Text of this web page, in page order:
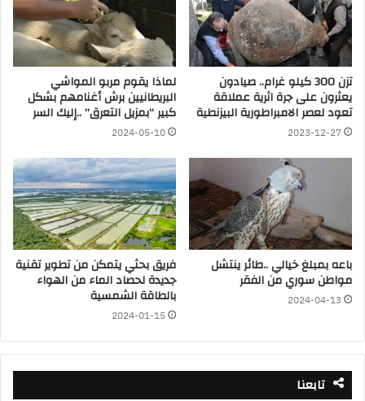
تزن 300 كيلو غرام.. صيادون
يعثرون على جرة اثرية عملاقة
تعود لعصر الامبراطورية البيزنطية
2023-12-27
لماذا يقوم مربو المواشي
البريطانيين برش أغنامهم بشكل
كبير “بمزيل التعرق” ..إليك السر
2024-05-10
باعه بمبلغ خيالي ..طائر ينتشل
مواطن سوري من الفقر
2024-04-13
فريق بحثي يتمكن من تطوير تقنية
جديدة لحصاد الماء من الهواء
بالطاقة الشمسية
2024-01-15
تابعنا